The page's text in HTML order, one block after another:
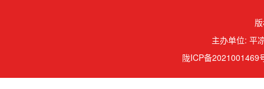
主办单位: 平
陇ICP备2021001469